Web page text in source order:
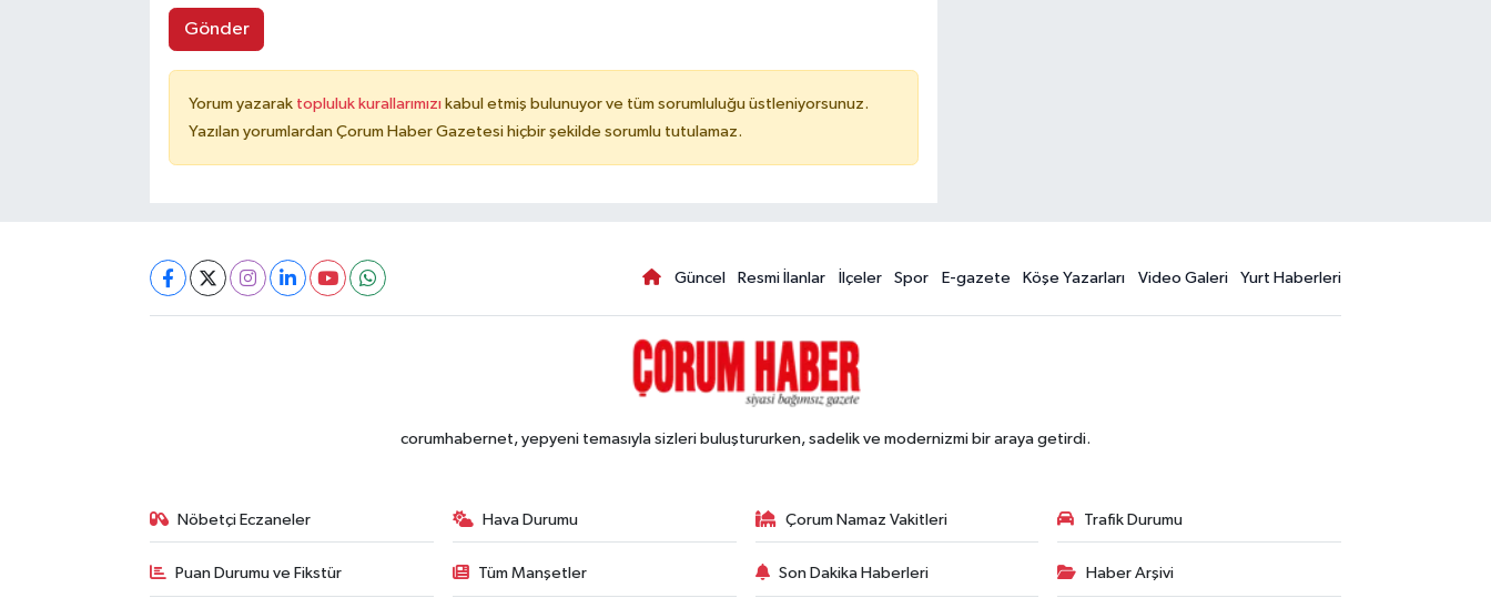
Gönder
Yorum yazarak topluluk kurallarımızı kabul etmiş bulunuyor ve tüm sorumluluğu üstleniyorsunuz.
Yazılan yorumlardan Çorum Haber Gazetesi hiçbir şekilde sorumlu tutulamaz.
Güncel Resmi İlanlar İlçeler Spor E-gazete Köşe Yazarları Video Galeri Yurt Haberleri
corumhabernet, yepyeni temasıyla sizleri buluştururken, sadelik ve modernizmi bir araya getirdi.
Nöbetçi Eczaneler Hava Durumu Çorum Namaz Vakitleri Trafik Durumu
Puan Durumu ve Fikstür Tüm Manşetler Son Dakika Haberleri Haber Arşivi